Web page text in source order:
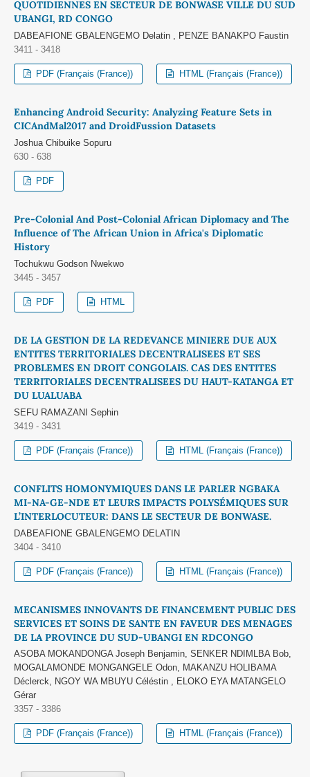
QUOTIDIENNES EN SECTEUR DE BONWASE VILLE DU SUD
UBANGI, RD CONGO
DABEAFIONE GBALENGEMO Delatin , PENZE BANAKPO Faustin
3411 - 3418
PDF (Français (France)) HTML (Français (France))
Enhancing Android Security: Analyzing Feature Sets in
CICAndMal2017 and DroidFussion Datasets
Joshua Chibuike Sopuru
630 - 638
PDF
Pre-Colonial And Post-Colonial African Diplomacy and The
Influence of The African Union in Africa's Diplomatic
History
Tochukwu Godson Nwekwo
3445 - 3457
PDF HTML
DE LA GESTION DE LA REDEVANCE MINIERE DUE AUX
ENTITES TERRITORIALES DECENTRALISEES ET SES
PROBLEMES EN DROIT CONGOLAIS. CAS DES ENTITES
TERRITORIALES DECENTRALISEES DU HAUT-KATANGA ET
DU LUALUABA
SEFU RAMAZANI Sephin
3419 - 3431
PDF (Français (France)) HTML (Français (France))
CONFLITS HOMONYMIQUES DANS LE PARLER NGBAKA
MI-NA-GE-NDE ET LEURS IMPACTS POLYSÉMIQUES SUR
L’INTERLOCUTEUR: DANS LE SECTEUR DE BONWASE.
DABEAFIONE GBALENGEMO DELATIN
3404 - 3410
PDF (Français (France)) HTML (Français (France))
MECANISMES INNOVANTS DE FINANCEMENT PUBLIC DES
SERVICES ET SOINS DE SANTE EN FAVEUR DES MENAGES
DE LA PROVINCE DU SUD-UBANGI EN RDCONGO
ASOBA MOKANDONGA Joseph Benjamin, SENKER NDIMLBA Bob,
MOGALAMONDE MONGANGELE Odon, MAKANZU HOLIBAMA
Déclerck, NGOY WA MBUYU Céléstin , ELOKO EYA MATANGELO
Gérar
3357 - 3386
PDF (Français (France)) HTML (Français (France))